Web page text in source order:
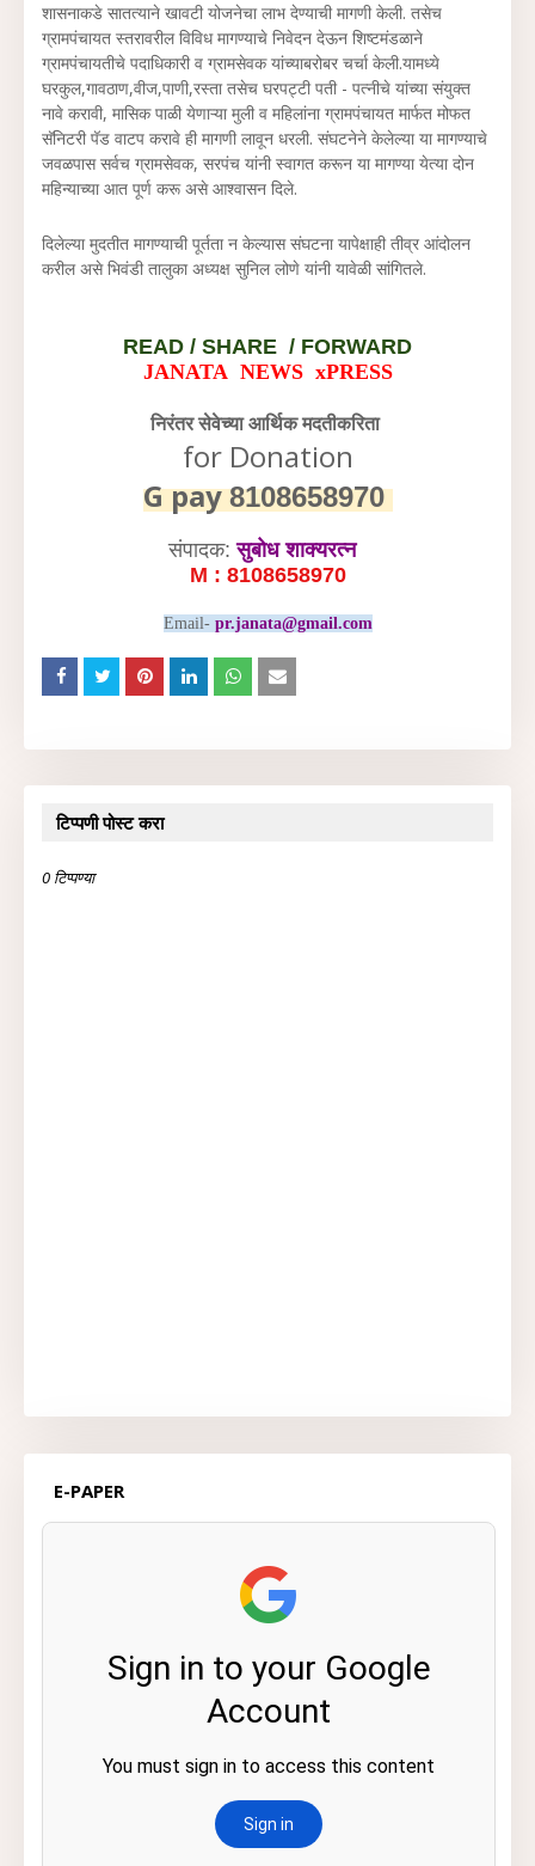
शासनाकडे सातत्याने खावटी योजनेचा लाभ देण्याची मागणी केली. तसेच
ग्रामपंचायत स्तरावरील विविध मागण्याचे निवेदन देऊन शिष्टमंडळाने
ग्रामपंचायतीचे पदाधिकारी व ग्रामसेवक यांच्याबरोबर चर्चा केली.यामध्ये
घरकुल,गावठाण,वीज,पाणी,रस्ता तसेच घरपट्टी पती - पत्नीचे यांच्या संयुक्त
नावे करावी, मासिक पाळी येणाऱ्या मुली व महिलांना ग्रामपंचायत मार्फत मोफत
सॅनिटरी पॅड वाटप करावे ही मागणी लावून धरली. संघटनेने केलेल्या या मागण्याचे
जवळपास सर्वच ग्रामसेवक, सरपंच यांनी स्वागत करून या मागण्या येत्या दोन
महिन्याच्या आत पूर्ण करू असे आश्वासन दिले.
दिलेल्या मुदतीत मागण्याची पूर्तता न केल्यास संघटना यापेक्षाही तीव्र आंदोलन
करील असे भिवंडी तालुका अध्यक्ष सुनिल लोणे यांनी यावेळी सांगितले.
READ / SHARE / FORWARD
JANATA NEWS xPRESS
निरंतर सेवेच्या आर्थिक मदतीकरिता
for Donation
G pay8108658970
संपादक:सुबोध शाक्यरत्न
M : 8108658970
Email- pr.janata@gmail.com
टिप्पणी पोस्ट करा
0 टिप्पण्या
E-PAPER